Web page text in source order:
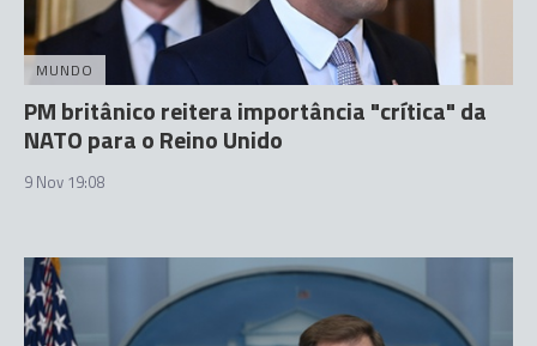
MUNDO
PM britânico reitera importância "crítica" da
NATO para o Reino Unido
9 Nov 19:08